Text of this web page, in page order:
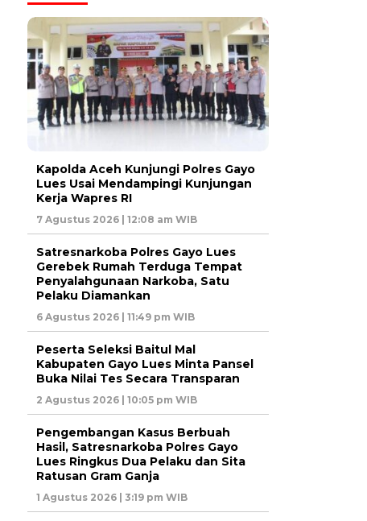
Kapolda Aceh Kunjungi Polres Gayo
Lues Usai Mendampingi Kunjungan
Kerja Wapres RI
7 Agustus 2026 | 12:08 am WIB
Satresnarkoba Polres Gayo Lues
Gerebek Rumah Terduga Tempat
Penyalahgunaan Narkoba, Satu
Pelaku Diamankan
6 Agustus 2026 | 11:49 pm WIB
Peserta Seleksi Baitul Mal
Kabupaten Gayo Lues Minta Pansel
Buka Nilai Tes Secara Transparan
2 Agustus 2026 | 10:05 pm WIB
Pengembangan Kasus Berbuah
Hasil, Satresnarkoba Polres Gayo
Lues Ringkus Dua Pelaku dan Sita
Ratusan Gram Ganja
1 Agustus 2026 | 3:19 pm WIB